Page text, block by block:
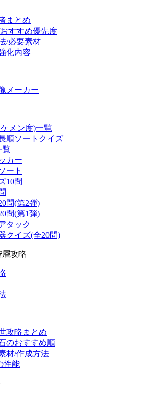
まとめ
すすめ優先度
/必要素材
化内容
メーカー
メン度)一覧
順ソートクイズ
覧
カー
ート
10問
問(第2弾)
問(第1弾)
タック
クイズ(全20問)
攻略
攻略まとめ
のおすすめ順
材/作成方法
性能